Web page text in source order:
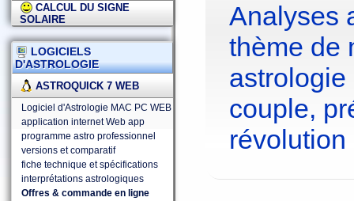
CALCUL DU SIGNE
SOLAIRE
LOGICIELS
D'ASTROLOGIE
ASTROQUICK 7 WEB
Logiciel d'Astrologie MAC PC WEB
application internet Web app
programme astro professionnel
versions et comparatif
fiche technique et spécifications
interprétations astrologiques
Offres & commande en ligne
Analyses
thème de
couple,